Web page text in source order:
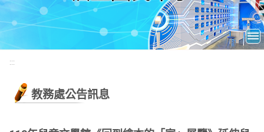
:::
教務處公告訊息